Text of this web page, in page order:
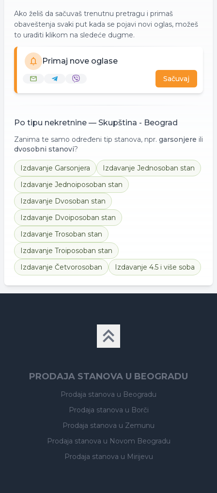
Ako želiš da sačuvaš trenutnu pretragu i primaš
obaveštenja svaki put kada se pojavi novi oglas, možeš
to uraditi klikom na sledeće dugme.
Primaj nove oglase
Sačuvaj
Po tipu nekretnine — Skupština - Beograd
Zanima te samo određeni tip stanova, npr. garsonjere ili
dvosobni stanovi?
Izdavanje Garsonjera Izdavanje Jednosoban stan
Izdavanje Jednoiposoban stan
Izdavanje Dvosoban stan
Izdavanje Dvoiposoban stan
Izdavanje Trosoban stan
Izdavanje Troiposoban stan
Izdavanje Četvorosoban Izdavanje 4.5 i više soba
PRODAJA STANOVA U BEOGRADU
Prodaja stanova u Beogradu
Prodaja stanova u Borči
Prodaja stanova u Zemunu
Prodaja stanova u Novom Beogradu
Prodaja stanova u Mirijevu